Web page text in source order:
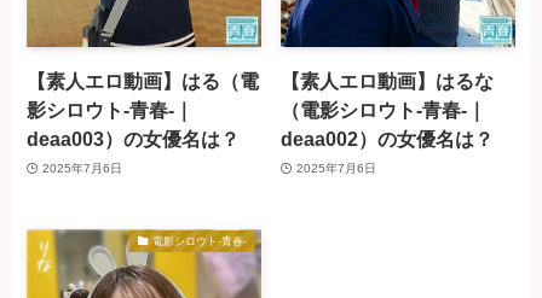
【素人エロ動画】はる（電
影シロウト-青春-｜
deaa003）の女優名は？
2025年7月6日
【素人エロ動画】はるな
（電影シロウト-青春-｜
deaa002）の女優名は？
2025年7月6日
電影シロウト-青春-